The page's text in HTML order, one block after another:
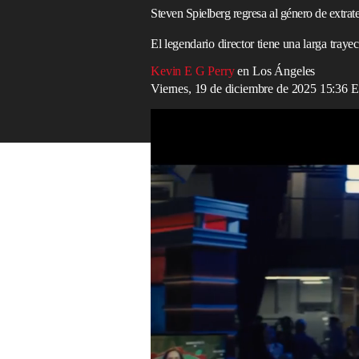
Steven Spielberg regresa al género de
El legendario director tiene una larga
Kevin E G Perry en Los Ángeles
Viernes, 19 de diciembre de 2025 15:36
Read in English
Los fanáticos de
Disclosure Day, su nueva película
El filme, cuyo estreno está programado
original del propio Spielberg y cuenta
Park
en el papel de una meteoróloga de
Dead Man: un misterio de Knives Out,
personaje que dice: “La gente tiene
Además de Emily Blunt, el tráiler